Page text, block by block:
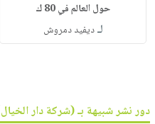
حول العالم في 80 ك
لـديفيد دمروش
دور نشر شبيهة بـ (شركة دار